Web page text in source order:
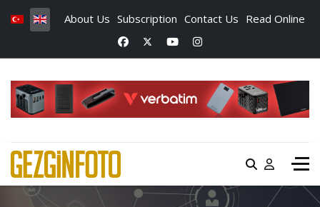
About Us Subscription Contact Us Read Online